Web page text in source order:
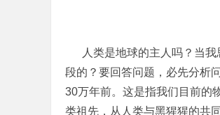
人类是地球的主人吗？当我
段的？要回答问题，必先分析
30万年前。这是指我们目前的
类祖先，从人类与黑猩猩的共